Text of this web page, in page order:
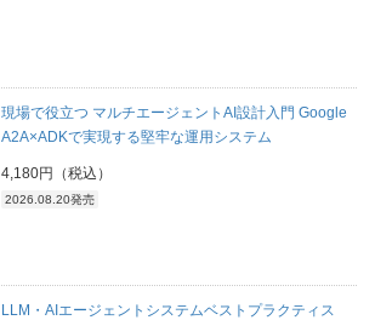
現場で役立つ マルチエージェントAI設計入門 Google
A2A×ADKで実現する堅牢な運用システム
4,180円（税込）
2026.08.20発売
LLM・AIエージェントシステムベストプラクティス